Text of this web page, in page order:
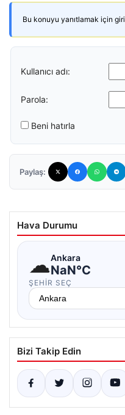
Bu konuyu yanıtlamak için
Kullanıcı adı:
Parola:
Beni hatırla
Paylaş:
Hava Durumu
☁Ankara
NaN°C
ŞEHIR SEÇ
Bizi Takip Edin